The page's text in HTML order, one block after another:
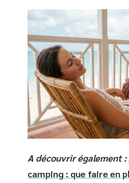
A découvrir également :
camping : que faire en